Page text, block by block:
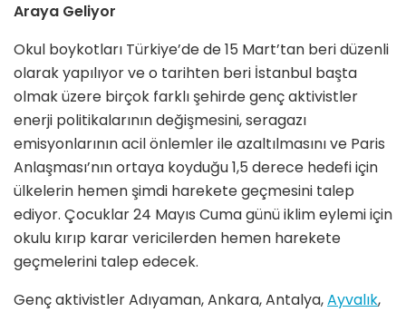
Araya Geliyor
Okul boykotları Türkiye’de de 15 Mart’tan beri düzenli
olarak yapılıyor ve o tarihten beri İstanbul başta
olmak üzere birçok farklı şehirde genç aktivistler
enerji politikalarının değişmesini, seragazı
emisyonlarının acil önlemler ile azaltılmasını ve Paris
Anlaşması’nın ortaya koyduğu 1,5 derece hedefi için
ülkelerin hemen şimdi harekete geçmesini talep
ediyor. Çocuklar 24 Mayıs Cuma günü iklim eylemi için
okulu kırıp karar vericilerden hemen harekete
geçmelerini talep edecek.
Genç aktivistler Adıyaman, Ankara, Antalya,Ayvalık,